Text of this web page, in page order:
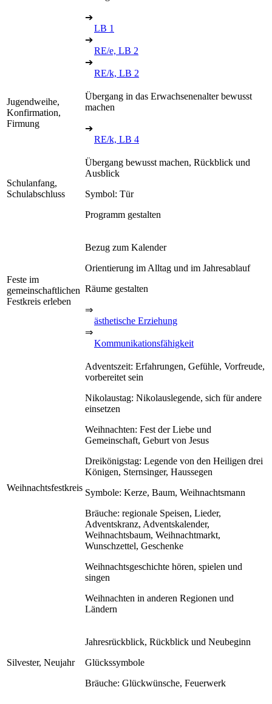
➔
LB 1
➔
RE/e, LB 2
➔
RE/k, LB 2
Jugendweihe,
Konfirmation,
Firmung
Übergang in das Erwachsenenalter bewusst
machen
➔
RE/k, LB 4
Schulanfang,
Schulabschluss
Übergang bewusst machen, Rückblick und
Ausblick
Symbol: Tür
Programm gestalten
Feste im
gemeinschaftlichen
Festkreis erleben
Bezug zum Kalender
Orientierung im Alltag und im Jahresablauf
Räume gestalten
⇒
ästhetische Erziehung
⇒
Kommunikationsfähigkeit
Weihnachtsfestkreis
Adventszeit: Erfahrungen, Gefühle, Vorfreude,
vorbereitet sein
Nikolaustag: Nikolauslegende, sich für andere
einsetzen
Weihnachten: Fest der Liebe und
Gemeinschaft, Geburt von Jesus
Dreikönigstag: Legende von den Heiligen drei
Königen, Sternsinger, Haussegen
Symbole: Kerze, Baum, Weihnachtsmann
Bräuche: regionale Speisen, Lieder,
Adventskranz, Adventskalender,
Weihnachtsbaum, Weihnachtmarkt,
Wunschzettel, Geschenke
Weihnachtsgeschichte hören, spielen und
singen
Weihnachten in anderen Regionen und
Ländern
Silvester, Neujahr
Jahresrückblick, Rückblick und Neubeginn
Glückssymbole
Bräuche: Glückwünsche, Feuerwerk